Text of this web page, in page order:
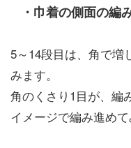
・巾着の側面の編
5～14段目は、角で増
みます。
角のくさり1目が、編
イメージで編み進めて